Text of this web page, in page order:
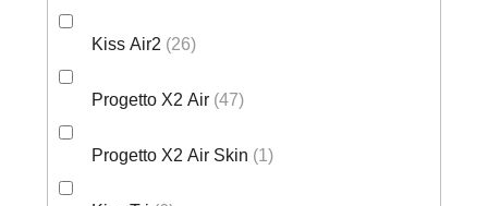
Kiss Air2 26
Progetto X2 Air 47
Progetto X2 Air Skin 1